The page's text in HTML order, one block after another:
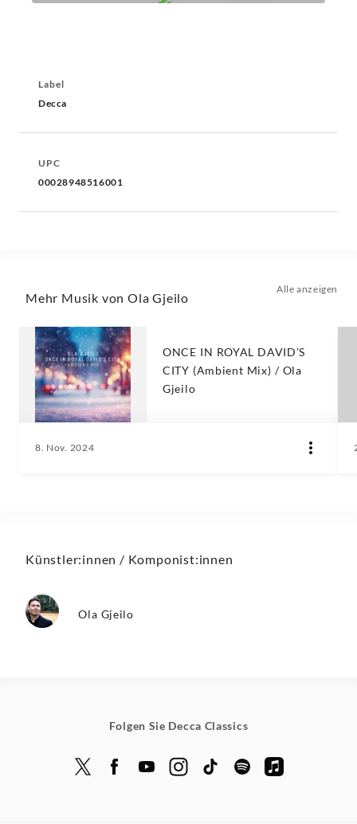
Label
Decca
UPC
00028948516001
Mehr Musik von Ola Gjeilo
Alle anzeigen
ONCE IN ROYAL DAVID’S
CITY (Ambient Mix) / Ola
Gjeilo
8. Nov. 2024
Künstler:innen / Komponist:innen
Ola Gjeilo
Folgen Sie Decca Classics